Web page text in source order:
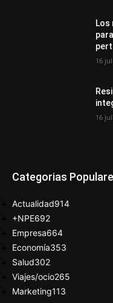
16
16
Categorias
Actualidad914
+NPE692
Empresa664
Economía353
Salud302
Viajes/ocio265
Marketing113